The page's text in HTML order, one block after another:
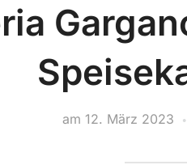
am 12. März 2023